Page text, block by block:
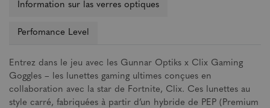
Information sur las verres optiques
Perfomance Level
Entrez dans le jeu avec les Gunnar Optiks x Clix Gaming
Goggles – les lunettes gaming ultimes conçues en
collaboration avec la star de Fortnite, Clix. Ces lunettes au
style carré, fabriquées à partir d’un hybride de PEP (Premium